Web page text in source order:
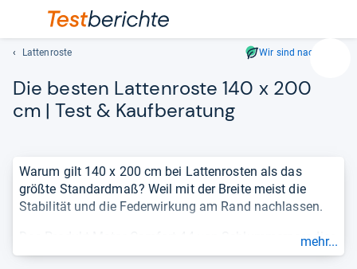
Geben
und
lassen
Lattenroste Wir sind nachhaltig
Die bes­ten Lat­ten­roste 140 x 200
cm | Test & Kauf­be­ra­tung
Warum gilt 140 x 200 cm bei Lattenrosten als das
größte Standardmaß? Weil mit der Breite meist die
Stabilität und die Federwirkung am Rand nachlassen.
Das Produkt Motor Comfort 44 von Schlummerparadies
führt derzeit unser Ranking mit der Note 1,2 an. Die
mehr...